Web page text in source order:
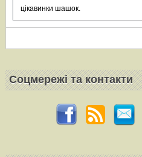
цікавинки шашок.
Соцмережi та контакти